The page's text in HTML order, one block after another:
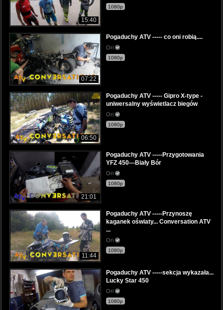
15:40
1080p
07:22
Pogaduchy ATV ----- co oni robią....
Ori
1080p
06:50
Pogaduchy ATV ----- Gipro X-type -
uniwersalny wyświetlacz biegów
Ori
1080p
21:01
Pogaduchy ATV -----Przygotowania
YFZ 450---Biały Bór
Ori
1080p
11:44
Pogaduchy ATV -----Przynoszę
kaganek oświaty... Conversation ATV
...
Ori
1080p
Pogaduchy ATV -----sekcja wykazała...
Lucky Star 450
Ori
1080p